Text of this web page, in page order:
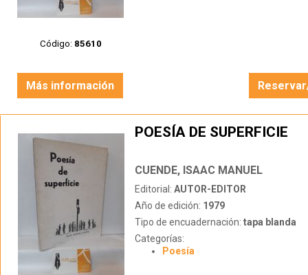
Código: 85610
Más información
POESÍA DE SUPERFICIE
CUENDE, ISAAC MANUEL
Editorial: AUTOR-EDITOR
Año de edición: 1979
Tipo de encuadernación: tapa blanda
Categorías:
Poesía